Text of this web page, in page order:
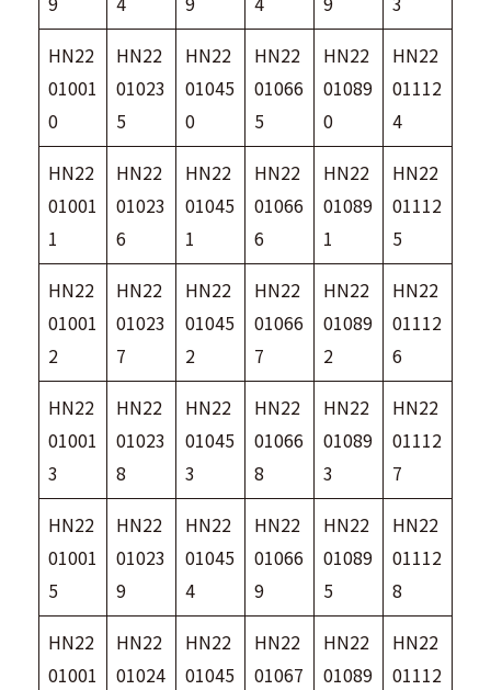
HN22
01001
0
HN22
01023
5
HN22
01045
0
HN22
01066
5
HN22
01089
0
HN22
01112
4
HN22
01001
1
HN22
01023
6
HN22
01045
1
HN22
01066
6
HN22
01089
1
HN22
01112
5
HN22
01001
2
HN22
01023
7
HN22
01045
2
HN22
01066
7
HN22
01089
2
HN22
01112
6
HN22
01001
3
HN22
01023
8
HN22
01045
3
HN22
01066
8
HN22
01089
3
HN22
01112
7
HN22
01001
5
HN22
01023
9
HN22
01045
4
HN22
01066
9
HN22
01089
5
HN22
01112
8
HN22
01001
HN22
01024
HN22
01045
HN22
01067
HN22
01089
HN22
01112